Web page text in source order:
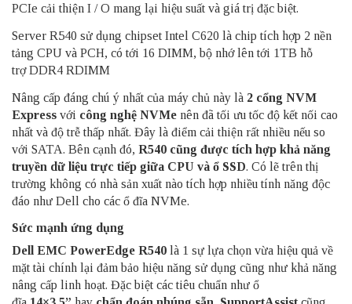
PCIe cải thiện I / O mang lại hiệu suất và giá trị đặc biệt.
Server R540 sử dụng chipset Intel C620 là chip tích hợp 2 nền
tảng CPU và PCH, có tới 16 DIMM, bộ nhớ lên tới 1TB hỗ
trợ DDR4 RDIMM
Nâng cấp đáng chú ý nhất của máy chủ này là 2 cổng NVM
Express với công nghệ NVMe nên đã tối ưu tốc độ kết nối cao
nhất và độ trễ thấp nhất. Đây là điểm cải thiện rất nhiều nếu so
với SATA. Bên cạnh đó, R540 cũng được tích hợp khả năng
truyền dữ liệu trực tiếp giữa CPU và ổ SSD. Có lẽ trên thị
trường không có nhà sản xuất nào tích hợp nhiều tính năng độc
đáo như Dell cho các ổ đĩa NVMe.
Sức mạnh ứng dụng
Dell EMC PowerEdge R540 là 1 sự lựa chọn vừa hiệu quả về
mặt tài chính lại đảm bảo hiệu năng sử dụng cũng như khả năng
nâng cấp linh hoạt. Đặc biệt các tiêu chuẩn như ổ